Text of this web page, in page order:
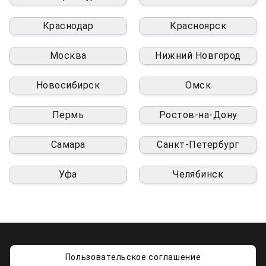
Краснодар Красноярск
Москва Нижний Новгород
Новосибирск Омск
Пермь Ростов-на-Дону
Самара Санкт-Петербург
Уфа Челябинск
Пользовательское соглашение